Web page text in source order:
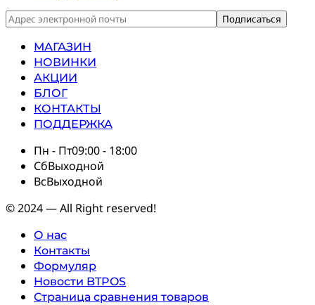
МАГАЗИН
НОВИНКИ
АКЦИИ
БЛОГ
КОНТАКТЫ
ПОДДЕРЖКА
Пн - Пт09:00 - 18:00
СбВыходной
ВсВыходной
© 2024 — All Right reserved!
О нас
Контакты
Формуляр
Новости BTPOS
Страница сравнения товаров